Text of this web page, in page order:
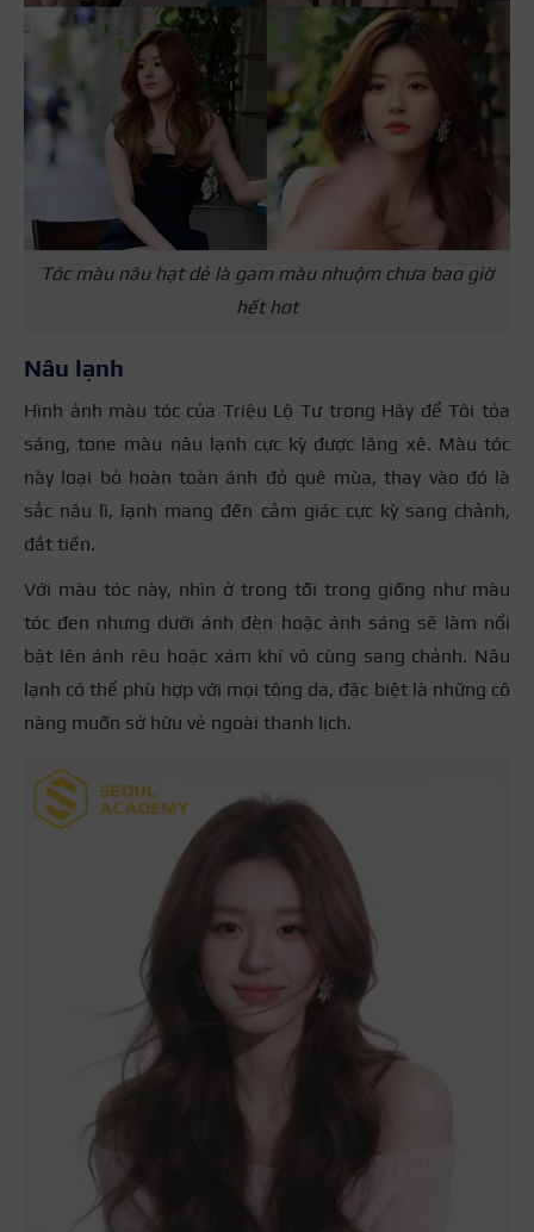
Tóc màu nâu hạt dẻ là gam màu nhuộm chưa bao giờ
hết hot
Nâu lạnh
Hình ảnh màu tóc của Triệu Lộ Tư trong Hãy để Tôi tỏa
sáng, tone màu nâu lạnh cực kỳ được lăng xê. Màu tóc
này loại bỏ hoàn toàn ánh đỏ quê mùa, thay vào đó là
sắc nâu lì, lạnh mang đến cảm giác cực kỳ sang chảnh,
đắt tiền.
Với màu tóc này, nhìn ở trong tối trong giống như màu
tóc đen nhưng dưới ánh đèn hoặc ánh sáng sẽ làm nổi
bật lên ánh rêu hoặc xám khí vô cùng sang chảnh. Nâu
lạnh có thể phù hợp với mọi tông da, đặc biệt là những cô
nàng muốn sở hữu vẻ ngoài thanh lịch.